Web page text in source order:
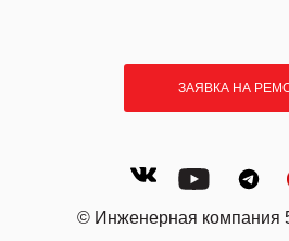
ЗАЯВКА НА
© Инженерная компания